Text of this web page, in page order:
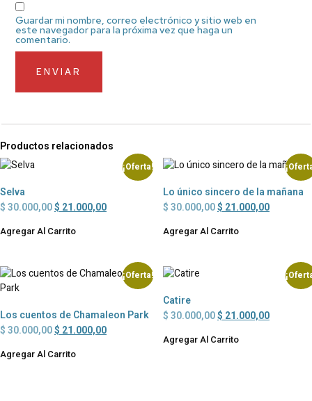
Guardar mi nombre, correo electrónico y sitio web en
este navegador para la próxima vez que haga un
comentario.
Productos relacionados
¡Oferta!
Selva
$ 30.000,00$ 21.000,00
Agregar Al Carrito
Lo único sincero de la mañana
$ 30.000,00$ 21.000,00
Agregar Al Carrito
¡Oferta!
Los cuentos de Chamaleon Park
$ 30.000,00$ 21.000,00
Agregar Al Carrito
Catire
$ 30.000,00$ 21.000,00
Agregar Al Carrito